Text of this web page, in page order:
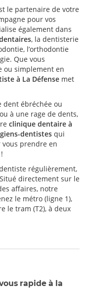
le partenaire de votre
pour vos
également dans
, la dentisterie
l’orthodontie
Que vous
ou simplement en
à La Défense met
dent ébréchée ou
à une rage de dents,
clinique dentaire à
dentistes qui
prendre en
régulièrement,
directement sur le
affaires, notre
le métro (ligne 1),
le tram (T2), à deux
rapide à la